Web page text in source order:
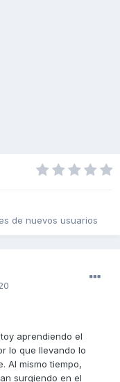
de nuevos usuarios
aprendiendo el
lo que llevando lo
Al mismo tiempo,
surgiendo en el